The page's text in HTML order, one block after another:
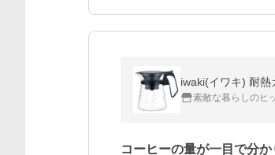
iwaki(イワキ) 耐
素敵な暮らしのヒ
コーヒーの量が一目で分